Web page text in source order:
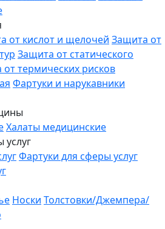
от кислот и щелочей Защита от
Защита от статического
термических рисков
Фартуки и нарукавники
Халаты медицинские
услуг
Фартуки для сферы услуг
Носки Толстовки/Джемпера/